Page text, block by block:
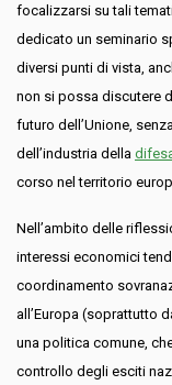
focalizzarsi su tali
dedicato un seminario
diversi punti di vista,
non si possa discutere
futuro dell’Unione,
dell’industria della
corso nel territorio
Nell’ambito delle
interessi economici
coordinamento
all’Europa (soprattutto
una politica comune,
controllo degli esciti